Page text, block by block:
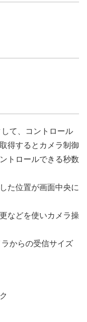
て、コントロール
得するとカメラ制御
トロールできる秒数
た位置が画面中央に
などを使いカメラ操
からの受信サイズ